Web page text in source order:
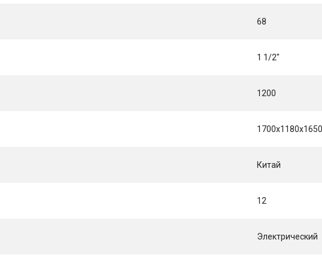
68
1 1/2"
1200
1700x1180x1650
Китай
12
Электрический